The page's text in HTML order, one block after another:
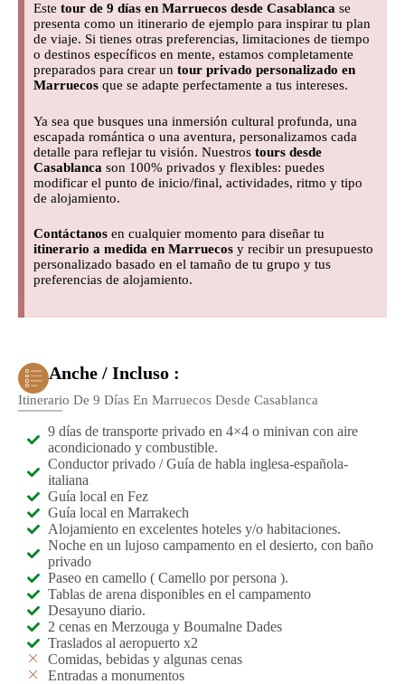
Este tour de 9 días en Marruecos desde Casablanca se
presenta como un itinerario de ejemplo para inspirar tu plan
de viaje. Si tienes otras preferencias, limitaciones de tiempo
o destinos específicos en mente, estamos completamente
preparados para crear un tour privado personalizado en
Marruecos que se adapte perfectamente a tus intereses.
Ya sea que busques una inmersión cultural profunda, una
escapada romántica o una aventura, personalizamos cada
detalle para reflejar tu visión. Nuestros tours desde
Casablanca son 100% privados y flexibles: puedes
modificar el punto de inicio/final, actividades, ritmo y tipo
de alojamiento.
Contáctanos en cualquier momento para diseñar tu
itinerario a medida en Marruecos y recibir un presupuesto
personalizado basado en el tamaño de tu grupo y tus
preferencias de alojamiento.
Anche / Incluso :
Itinerario De 9 Días En Marruecos Desde Casablanca
9 días de transporte privado en 4×4 o minivan con aire
acondicionado y combustible.
Conductor privado / Guía de habla inglesa-española-
italiana
Guía local en Fez
Guía local en Marrakech
Alojamiento en excelentes hoteles y/o habitaciones.
Noche en un lujoso campamento en el desierto, con baño
privado
Paseo en camello ( Camello por persona ).
Tablas de arena disponibles en el campamento
Desayuno diario.
2 cenas en Merzouga y Boumalne Dades
Traslados al aeropuerto x2
Comidas, bebidas y algunas cenas
Entradas a monumentos